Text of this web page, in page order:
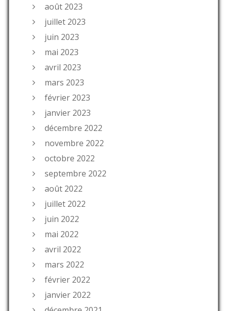
août 2023
juillet 2023
juin 2023
mai 2023
avril 2023
mars 2023
février 2023
janvier 2023
décembre 2022
novembre 2022
octobre 2022
septembre 2022
août 2022
juillet 2022
juin 2022
mai 2022
avril 2022
mars 2022
février 2022
janvier 2022